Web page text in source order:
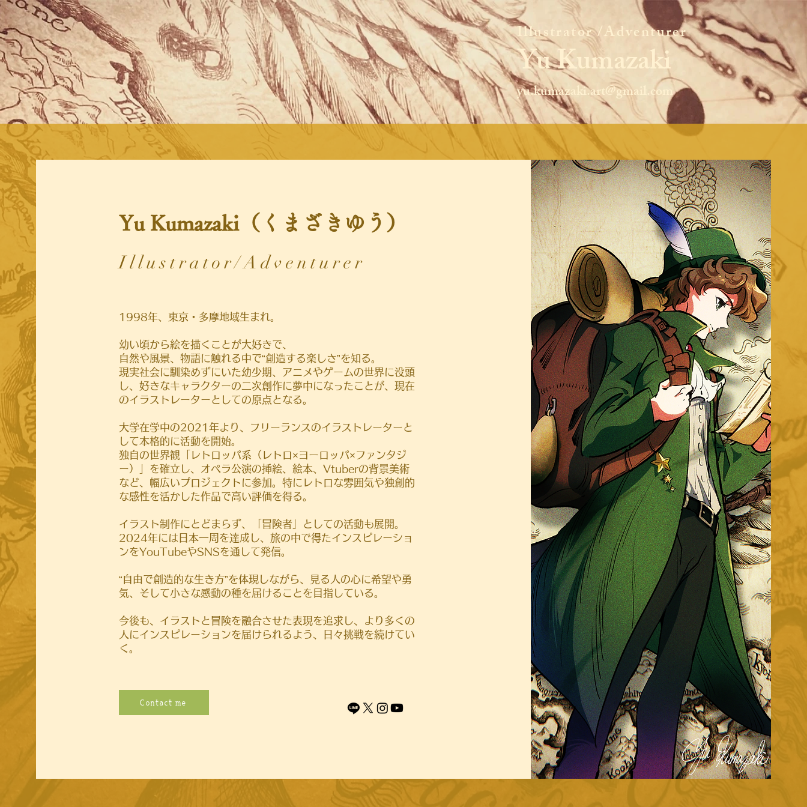
Illustrator /Adventurer
​Yu Kumazaki
yu.kumazaki.art@gmail.com
Yu Kumazaki（くまざきゆう）
Illustrator/Adventurer
1998年、東京・多摩地域生まれ。
幼い頃から絵を描くことが大好きで、
自然や風景、物語に触れる中で“創造する楽しさ”を知る。
現実社会に馴染めずにいた幼少期、アニメやゲームの世界に没頭
し、好きなキャラクターの二次創作に夢中になったことが、現在
のイラストレーターとしての原点となる。
大学在学中の2021年より、フリーランスのイラストレーターと
して本格的に活動を開始。
独自の世界観「レトロッパ系（レトロ×ヨーロッパ×ファンタジ
ー）」を確立し、オペラ公演の挿絵、絵本、Vtuberの背景美術
など、幅広いプロジェクトに参加。特にレトロな雰囲気や独創的
な感性を活かした作品で高い評価を得る。
イラスト制作にとどまらず、「冒険者」としての活動も展開。
2024年には日本一周を達成し、旅の中で得たインスピレーショ
ンをYouTubeやSNSを通して発信。
“自由で創造的な生き方”を体現しながら、見る人の心に希望や勇
気、そして小さな感動の種を届けることを目指している。
今後も、イラストと冒険を融合させた表現を追求し、より多くの
人にインスピレーションを届けられるよう、日々挑戦を続けてい
く。
Contact me